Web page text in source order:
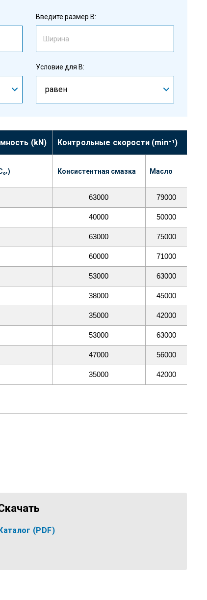
Введите размер B:
Условие для B:
равен
(kN) Контрольные скорости (min⁻¹)
Консистентная смазка Масло
63000 79000
40000 50000
63000 75000
60000 71000
53000 63000
38000 45000
35000 42000
53000 63000
47000 56000
35000 42000
Каталог (PDF)